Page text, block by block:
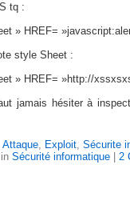
tq :
» HREF=
style Sheet :
» HREF= »http://
jamais hésiter à
Attaque, Exploit, Sécurite
Sécurité informatique 2